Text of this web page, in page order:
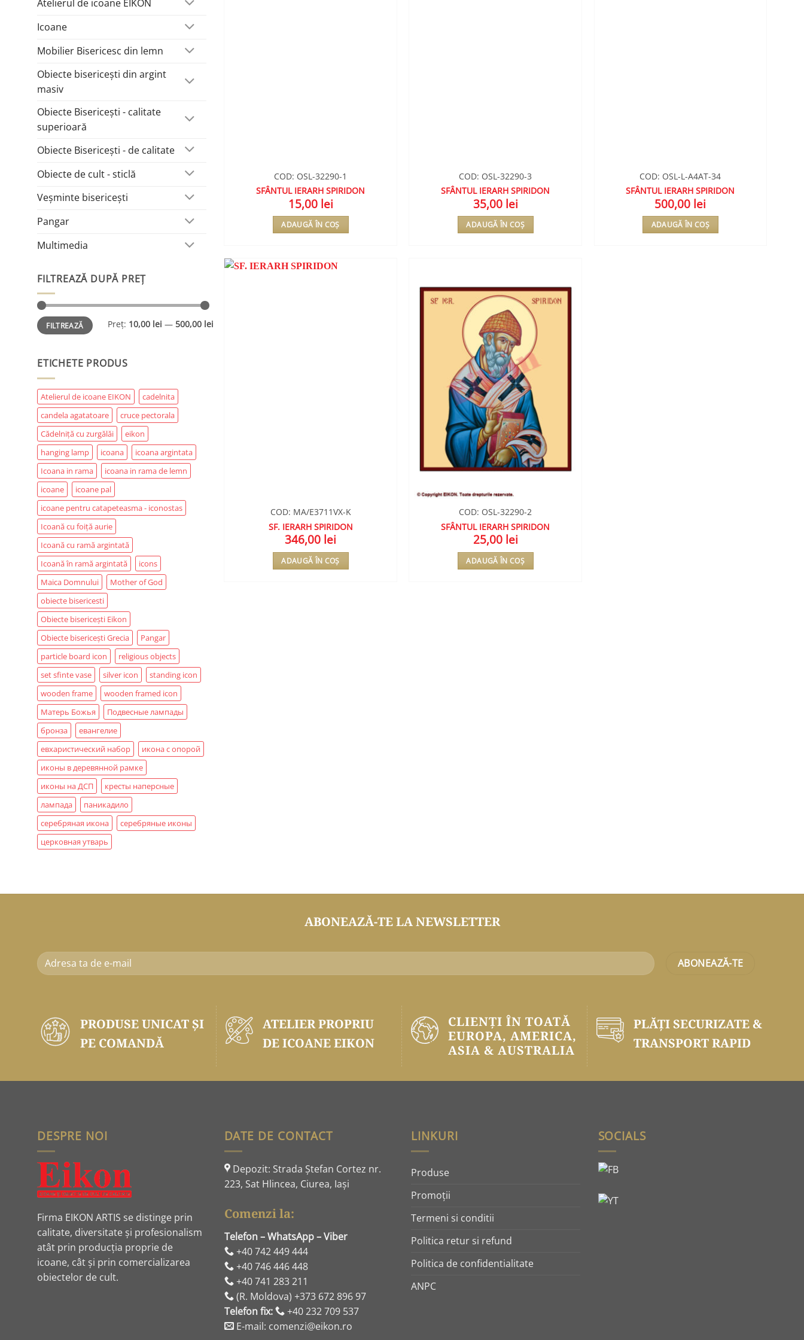
Atelierul de icoane EIKON
Icoane
Mobilier Bisericesc din lemn
Obiecte bisericești din argint
masiv
Obiecte Bisericești - calitate
superioară
Obiecte Bisericești - de calitate
Obiecte de cult - sticlă
Veșminte bisericești
Pangar
Multimedia
FILTREAZĂ DUPĂ PREȚ
Preț
minim
Preț
maxim
FILTREAZĂ Preț: 10,00 lei — 500,00 lei
ETICHETE PRODUS
Atelierul de icoane EIKON
cadelnita
candela agatatoare
cruce pectorala
Cădelniță cu zurgălăi
eikon
hanging lamp
icoana
icoana argintata
Icoana in rama
icoana in rama de lemn
icoane
icoane pal
icoane pentru catapeteasma - iconostas
Icoană cu foiță aurie
Icoană cu ramă argintată
Icoană în ramă argintată
icons
Maica Domnului
Mother of God
obiecte bisericesti
Obiecte bisericești Eikon
Obiecte bisericești Grecia
Pangar
particle board icon
religious objects
set sfinte vase
silver icon
standing icon
wooden frame
wooden framed icon
Матерь Божья
Подвесные лампады
бронза
евангелие
евхаристический набор
икона с опорой
иконы в деревянной рамке
иконы на ДСП
кресты наперсные
лампада
паникадило
серебряная икона
серебряные иконы
церковная утварь
COD: OSL-32290-1
SFÂNTUL IERARH SPIRIDON
15,00 lei
ADAUGĂ ÎN COȘ
COD: OSL-32290-3
SFÂNTUL IERARH SPIRIDON
35,00 lei
ADAUGĂ ÎN COȘ
COD: OSL-L-A4AT-34
SFÂNTUL IERARH SPIRIDON
500,00 lei
ADAUGĂ ÎN COȘ
COD: MA/E3711VX-K
SF. IERARH SPIRIDON
346,00 lei
ADAUGĂ ÎN COȘ
ADAUGA
ÎN
COD: OSL-32290-2
SFÂNTUL IERARH SPIRIDON
25,00 lei
ADAUGĂ ÎN COȘ
ABONEAZĂ-TE LA NEWSLETTER
PRODUSE UNICAT ŞI
PE COMANDĂ
ATELIER PROPRIU
DE ICOANE EIKON
CLIENȚI ÎN TOATĂ
EUROPA, AMERICA,
ASIA & AUSTRALIA
PLĂŢI SECURIZATE &
TRANSPORT RAPID
DESPRE NOI
Firma EIKON ARTIS se distinge prin
calitate, diversitate și profesionalism
atât prin producția proprie de
icoane, cât și prin comercializarea
obiectelor de cult.
DATE DE CONTACT
Depozit: Strada Ştefan Cortez nr.
223, Sat Hlincea, Ciurea, Iaşi
Comenzi la:
Telefon – WhatsApp – Viber
+40 742 449 444
+40 746 446 448
+40 741 283 211
(R. Moldova) +373 672 896 97
Telefon fix:
+40 232 709 537
E-mail: comenzi@eikon.ro
LINKURI
Produse
Promoţii
Termeni si conditii
Politica retur si refund
Politica de confidentialitate
ANPC
SOCIALS